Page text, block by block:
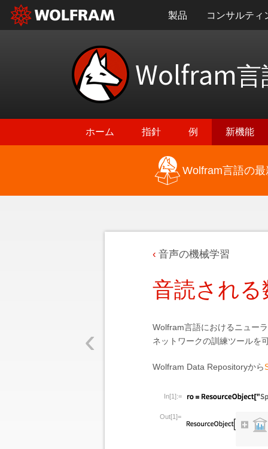
製品 コンサルティ
Wolfram言
ホーム 指針 例 新機能
Wolfram言語の
‹
音声の機械学習
音読され
Wolfram言語におけるニュー
ネットワークの訓練ツールを
Wolfram Data Repositoryから
In[1]:=
Out[1]=